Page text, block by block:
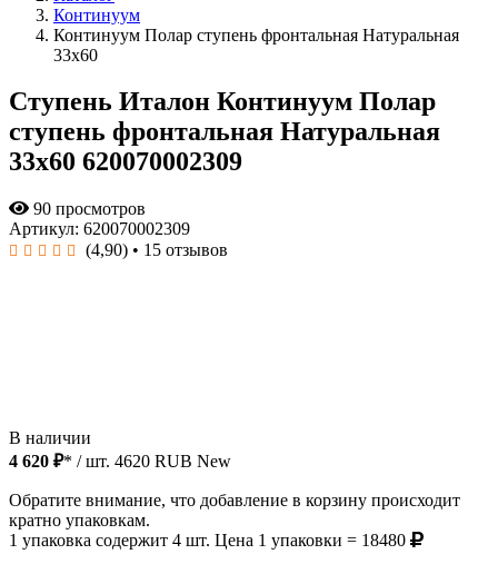
Континуум
Континуум Полар ступень фронтальная Натуральная
33x60
Ступень Италон Континуум Полар
ступень фронтальная Натуральная
33x60 620070002309
90 просмотров
Артикул: 620070002309
(4,90) • 15 отзывов
В наличии
4 620 ₽* / шт. 4620 RUB New
Обратите внимание, что добавление в корзину происходит
кратно упаковкам.
1 упаковка содержит 4 шт. Цена 1 упаковки = 18480